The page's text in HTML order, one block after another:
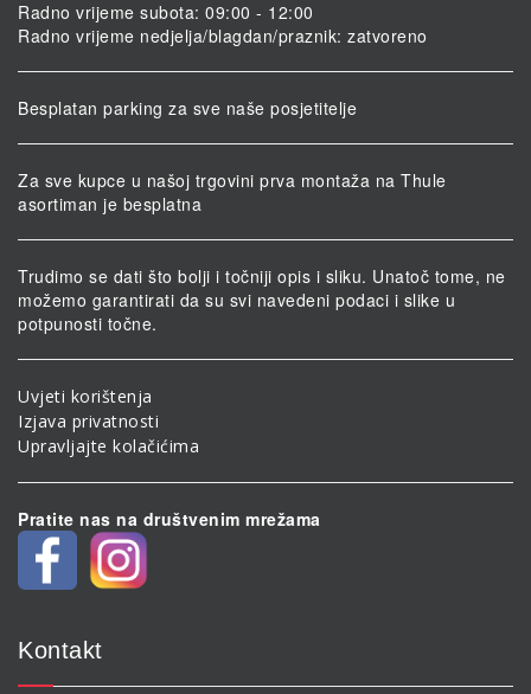
Radno vrijeme subota: 09:00 - 12:00
Radno vrijeme nedjelja/blagdan/praznik: zatvoreno
Besplatan parking za sve naše posjetitelje
Za sve kupce u našoj trgovini prva montaža na Thule
asortiman je besplatna
Trudimo se dati što bolji i točniji opis i sliku. Unatoč tome, ne
možemo garantirati da su svi navedeni podaci i slike u
potpunosti točne.
Uvjeti korištenja
Izjava privatnosti
Upravljajte kolačićima
Pratite nas na društvenim mrežama
Kontakt